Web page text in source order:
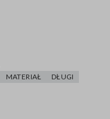
MATERIAŁ DŁUGI